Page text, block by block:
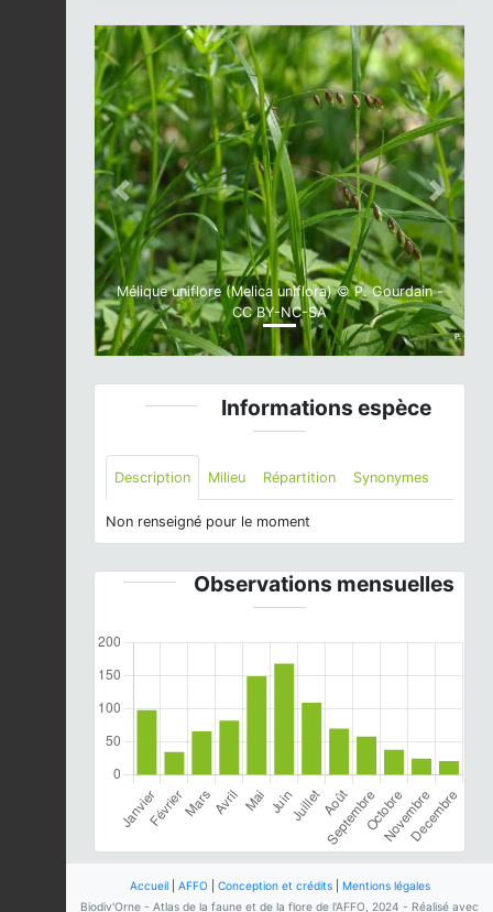
Mélique uniflore (Melica uniflora) © P. Gourdain -
CC BY-NC-SA
Previous Next
Informations espèce
Description Milieu Répartition Synonymes
Non renseigné pour le moment
Observations mensuelles
Accueil| AFFO| Conception et crédits| Mentions légales
Biodiv'Orne - Atlas de la faune et de la flore de l'AFFO, 2024 - Réalisé avec